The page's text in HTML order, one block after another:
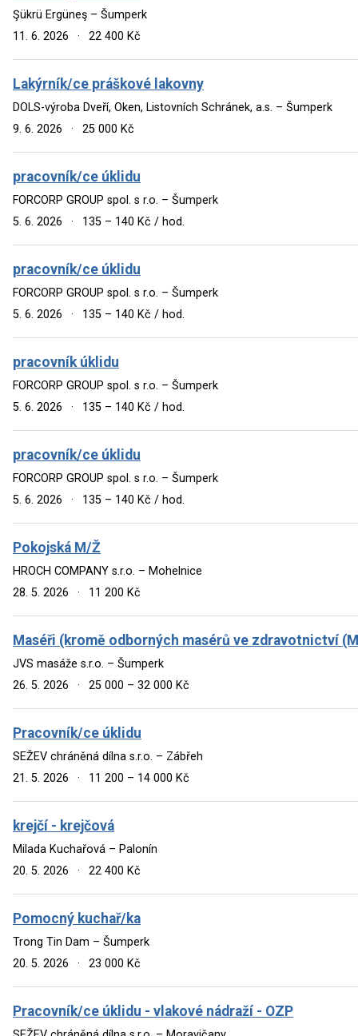
Şükrü Ergüneş – Šumperk
11. 6. 2026
· 22 400 Kč
Lakýrník/ce práškové lakovny
DOLS-výroba Dveří, Oken, Listovních Schránek, a.s. – Šumperk
9. 6. 2026
· 25 000 Kč
pracovník/ce úklidu
FORCORP GROUP spol. s r.o. – Šumperk
5. 6. 2026
· 135 – 140 Kč / hod.
pracovník/ce úklidu
FORCORP GROUP spol. s r.o. – Šumperk
5. 6. 2026
· 135 – 140 Kč / hod.
pracovník úklidu
FORCORP GROUP spol. s r.o. – Šumperk
5. 6. 2026
· 135 – 140 Kč / hod.
pracovník/ce úklidu
FORCORP GROUP spol. s r.o. – Šumperk
5. 6. 2026
· 135 – 140 Kč / hod.
Pokojská M/Ž
HROCH COMPANY s.r.o. – Mohelnice
28. 5. 2026
· 11 200 Kč
Maséři (kromě odborných masérů ve zdravotnictví
JVS masáže s.r.o. – Šumperk
26. 5. 2026
· 25 000 – 32 000 Kč
Pracovník/ce úklidu
SEŽEV chráněná dílna s.r.o. – Zábřeh
21. 5. 2026
· 11 200 – 14 000 Kč
krejčí - krejčová
Milada Kuchařová – Palonín
20. 5. 2026
· 22 400 Kč
Pomocný kuchař/ka
Trong Tin Dam – Šumperk
20. 5. 2026
· 23 000 Kč
Pracovník/ce úklidu - vlakové nádraží - OZP